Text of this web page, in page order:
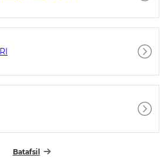
Batafsil